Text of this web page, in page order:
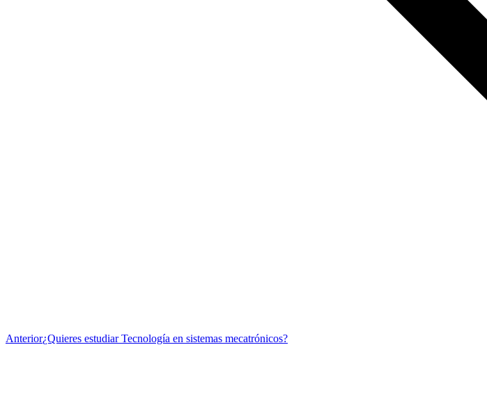
AnteriorPublicación
¿Quieres estudiar Tecnología en sistemas mecatrónicos?